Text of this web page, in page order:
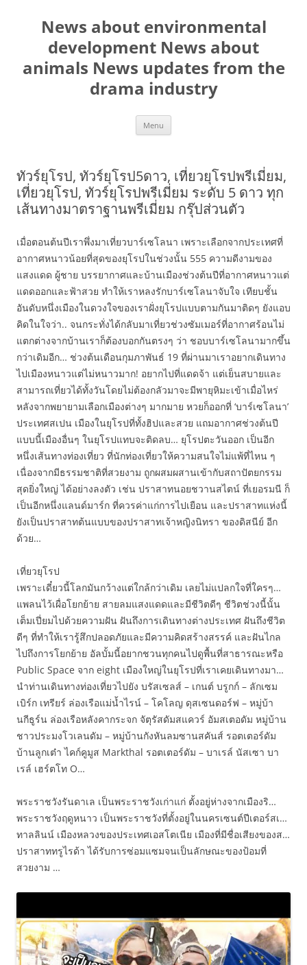
contentNews about environmental
development News about
animals News updates from the
drama industry
Menu
ทัวร์ยุโรป, ทัวร์ยุโรป5ดาว, เที่ยวยุโรปพรีเมี่ยม,
เที่ยวยุโรป, ทัวร์ยุโรปพรีเมี่ยม ระดับ 5 ดาว ทุก
เส้นทางมาตราฐานพรีเมี่ยม กรุ๊ปส่วนตัว
เมื่อตอนต้นปีเราพึ่งมาเที่ยวบาร์เซโลนา เพราะเลือกจากประเทศที่
อากาศหนาวน้อยที่สุดของยุโรปในช่วงนั้น 555 ความดีงามของ
แสงแดด ผู้ชาย บรรยากาศและบ้านเมืองช่วงต้นปีที่อากาศหนาวแต่
แดดออกและฟ้าสวย ทำให้เราหลงรักบาร์เซโลนาจับใจ เทียบชั้น
อันดับหนึ่งเมืองในดวงใจของเราฝั่งยุโรปแบบตามกันมาติดๆ ยังแอบ
คิดในใจว่า.. จนกระทั่งได้กลับมาเที่ยวช่วงซัมเมอร์ที่อากาศร้อนไม่
แตกต่างจากบ้านเราก็ต้องบอกกันตรงๆ ว่า ชอบบาร์เซโลนามากขึ้น
กว่าเดิมอีก… ช่วงต้นเดือนกุมภาพันธ์ 19 ที่ผ่านมาเราอยากเดินทาง
ไปเมืองหนาวแต่ไม่หนาวมาก! อยากไปที่แดดจ้า แต่เย็นสบายและ
สามารถเที่ยวได้ทั้งวันโดยไม่ต้องกลัวมาจะมีพายุหิมะเข้าเมื่อไหร่
หลังจากพยายามเลือกเมืองต่างๆ มากมาย หวยก็ออกที่ ‘บาร์เซโลนา’
ประเทศสเปน เมืองในยุโรปที่ทั้งฮิปและสวย แถมอากาศช่วงต้นปี
แบบนี้เมืองอื่นๆ ในยุโรปแทบจะติดลบ… ยุโรปตะวันออก เป็นอีก
หนึ่งเส้นทางท่องเที่ยว ที่นักท่องเที่ยวให้ความสนใจไม่แพ้ที่ไหน ๆ
เนื่องจากมีธรรมชาติที่สวยงาม ถูกผสมผสานเข้ากับสถาปัตยกรรม
สุดยิ่งใหญ่ ได้อย่างลงตัว เช่น ปราสาทนอยชวานสไตน์ ที่เยอรมนี ก็
เป็นอีกหนึ่งแลนด์มาร์ก ที่ควรค่าแก่การไปเยือน และปราสาทแห่งนี้
ยังเป็นปราสาทต้นแบบของปราสาทเจ้าหญิงนิทรา ของดิสนีย์ อีก
ด้วย…
เที่ยวยุโรป
เพราะเดี๋ยวนี้โลกมันกว้างแต่ใกล้กว่าเดิม เลยไม่แปลกใจที่ใครๆ…
แพลนไว้เผื่อโยกย้าย สายลมแสงแดดและมีชีวิตดีๆ ชีวิตช่วงนี้นั้น
เต็มเปี่ยมไปด้วยความฝัน ฝันถึงการเดินทางต่างประเทศ ฝันถึงชีวิต
ดีๆ ที่ทำให้เรารู้สึกปลอดภัยและมีความคิดสร้างสรรค์ และฝันไกล
ไปถึงการโยกย้าย อัลบั้มนี้อยากชวนทุกคนไปดูพื้นที่สาธารณะหรือ
Public Space จาก eight เมืองใหญ่ในยุโรปที่เราเคยเดินทางมา…
นำท่านเดินทางท่องเที่ยวไปยัง บรัสเซลส์ – เกนต์ บรูกก์ – ลักเซม
เบิร์ก เทรียร์ ล่องเรือแม่น้ำไรน์ – โคโลญ ดุสเซนดอร์ฟ – หมู่บ้า
นกีธูร์น ล่องเรือหลังคากระจก จัตุรัสดัมสแควร์ อัมสเตอดัม หมู่บ้าน
ชาวประมงโวเลนดัม – หมู่บ้านกังหันลมซานสคันส์ รอตเตอร์ดัม
บ้านลูกเต๋า ไคก์คูมูส Markthal รอตเตอร์ดัม – บาเรล์ นัสเซา บา
เรล์ เฮร์ตโท O…
พระราชวังรันดาเล เป็นพระราชวังเก่าแก่ ตั้งอยู่ห่างจากเมืองริ…
พระราชวังฤดูหนาว เป็นพระราชวังที่ตั้งอยู่ในนครเซนต์ปีเตอร์สเ…
ทาลลินน์ เมืองหลวงของประเทศเอสโตเนีย เมืองที่มีชื่อเสียงของส…
ปราสาททรูไรด้า ได้รับการซ่อมแซมจนเป็นลักษณะของป้อมที่
สวยงาม …